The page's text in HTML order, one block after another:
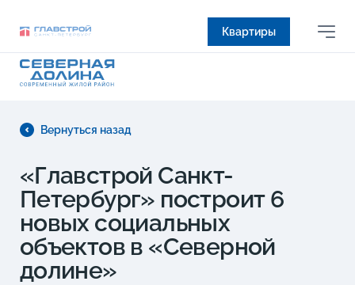
Квартиры
Вернуться назад
«Главстрой Санкт-
Петербург» построит 6
новых социальных
объектов в «Северной
долине»